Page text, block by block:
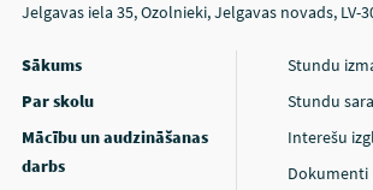
Jelgavas iela 35, Ozolnieki, Jelgavas novads, LV-
Sākums
Par skolu
Mācību un audzināšanas
darbs
Stundu
Stundu
Interešu
Dokumenti